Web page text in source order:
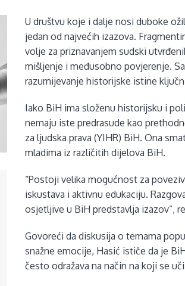
U društvu koje i dalje nosi duboke
jedan od najvećih izazova.
volje za priznavanjem sudski
mišljenje i međusobno povjerenje.
razumijevanje historijske istine
Iako BiH ima složenu historijsku i
nemaju iste predrasude kao
za ljudska prava (YIHR) BiH. Ona
mladima iz različitih dijelova BiH.
“Postoji velika mogućnost za
iskustava i aktivnu edukaciju.
osjetljive u BiH predstavlja izazov”,
Govoreći da diskusija o temama
snažne emocije, Hasić ističe da je
često odražava na način na koji se